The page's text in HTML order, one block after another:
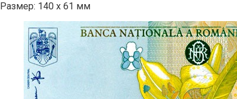
Размер: 140 х 61 мм